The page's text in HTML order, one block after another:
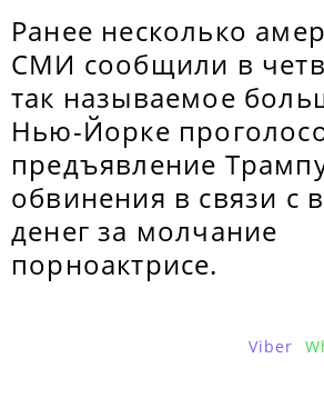
Ранее несколько
СМИ сообщили в
так называемое
Нью-Йорке
предъявление
обвинения в связи с
денег за молчание
порноактрисе.
Viber